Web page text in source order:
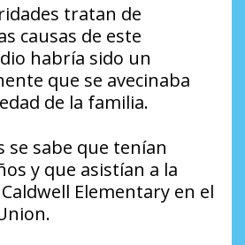
tratan de
causas de este
habría sido un
que se avecinaba
de la familia.
se sabe que tenían
y que asistían a la
Elementary en el